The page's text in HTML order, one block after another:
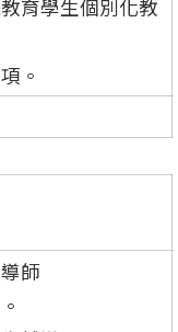
育學生個別化教
。
師